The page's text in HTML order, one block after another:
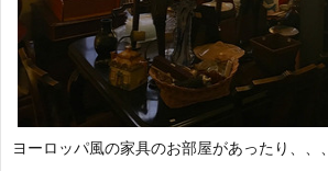
ヨーロッパ風の家具のお部屋があったり、、、